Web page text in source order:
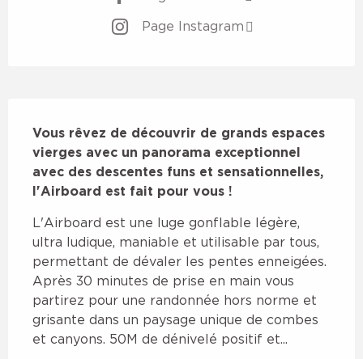
Page Instagram
Vous rêvez de découvrir de grands espaces
vierges avec un panorama exceptionnel
avec des descentes funs et sensationnelles,
l'Airboard est fait pour vous !
L'Airboard est une luge gonflable légère,
ultra ludique, maniable et utilisable par tous,
permettant de dévaler les pentes enneigées.
Après 30 minutes de prise en main vous
partirez pour une randonnée hors norme et
grisante dans un paysage unique de combes
et canyons. 50M de dénivelé positif et...